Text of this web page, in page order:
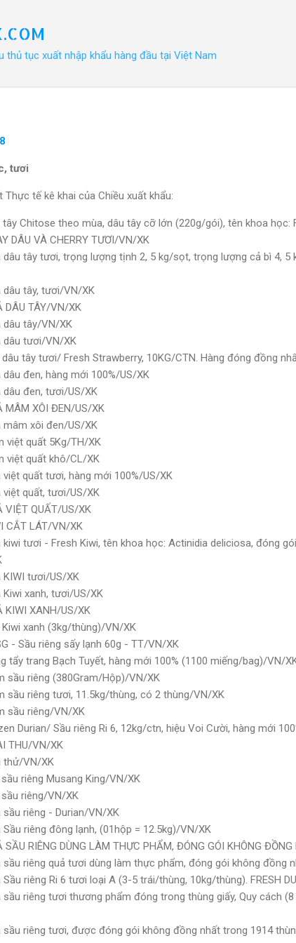
thủ tục xuất nhập khẩu hàng đầu tại Việt Nam
tươi
tế kê khai của Chiều xuất khẩu:
tây Chitose theo mùa, dâu tây cỡ lớn (220g/gói), tên khoa học:
DÂU VÀ CHERRY TƯƠI/VN/XK
dâu tây tươi, trọng lượng tịnh 2, 5 kg/sọt, trọng lượng cả bì 4,
dâu tây, tươi/VN/XK
DÂU TÂY/VN/XK
dâu tây/VN/XK
dâu tươi/VN/XK
tây tươi/ Fresh Strawberry, 10KG/CTN. Hàng đóng đồng
đen, hàng mới 100%/US/XK
dâu đen, tươi/US/XK
MÂM XÔI ĐEN/US/XK
mâm xôi đen/US/XK
việt quất 5Kg/TH/XK
việt quất khô/CL/XK
việt quất tươi, hàng mới 100%/US/XK
việt quất, tươi/US/XK
VIỆT QUẤT/US/XK
CẮT LÁT/VN/XK
kiwi tươi - Fresh Kiwi, tên khoa học: Actinidia deliciosa, đóng
KIWI tươi/US/XK
Kiwi xanh, tươi/US/XK
KIWI XANH/US/XK
xanh (3kg/thùng)/VN/XK
- Sầu riêng sấy lạnh 60g - TT/VN/XK
tẩy trang Bạch Tuyết, hàng mới 100% (1100 miếng/bag)/VN/
sầu riêng (380Gram/Hộp)/VN/XK
sầu riêng tươi, 11.5kg/thùng, có 2 thùng/VN/XK
sầu riêng/VN/XK
Durian/ Sầu riêng Ri 6, 12kg/ctn, hiệu Voi Cười, hàng mới
THU/VN/XK
thử/VN/XK
riêng Musang King/VN/XK
riêng/VN/XK
sầu riêng - Durian/VN/XK
Sầu riêng đông lạnh, (01hộp = 12.5kg)/VN/XK
RIÊNG DÙNG LÀM THỰC PHẨM, ĐÓNG GÓI KHÔNG
sầu riêng quả tươi dùng làm thực phẩm, đóng gói không đồng
riêng Ri 6 tươi loại A (3-5 trái/thùng, 10kg/thùng). FRESH
sầu riêng tươi thương phẩm đóng trong thùng giấy, Quy cách
sầu riêng tươi, được đóng gói không đồng nhất trong 1914